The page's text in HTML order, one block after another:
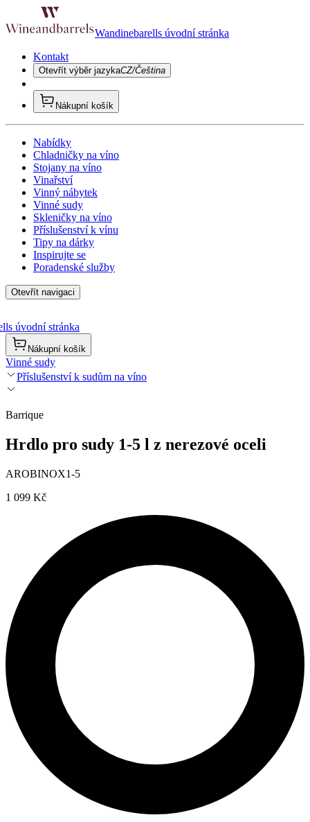
Wandinebarells úvodní stránka
Kontakt
Otevřít výběr jazykaCZ/Čeština
Nákupní košík
Nabídky
Chladničky na víno
Stojany na víno
Vinařství
Vinný nábytek
Vinné sudy
Skleničky na víno
Příslušenství k vínu
Tipy na dárky
Inspirujte se
Poradenské služby
Otevřít navigaci
úvodní stránka
Nákupní košík
Vinné sudy
Příslušenství k sudům na víno
Barrique
Hrdlo pro sudy 1-5 l z nerezové oceli
AROBINOX1-5
1 099 Kč